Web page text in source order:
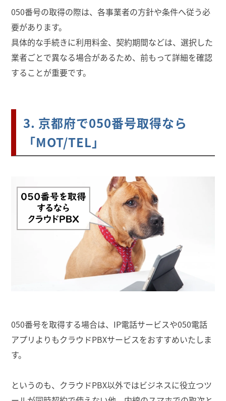
050番号の取得の際は、各事業者の方針や条件へ従う必
要があります。
具体的な手続きに利用料金、契約期間などは、選択した
業者ごとで異なる場合があるため、前もって詳細を確認
することが重要です。
3. 京都府で050番号取得なら
「MOT/TEL」
050番号を取得する場合は、IP電話サービスや050電話
アプリよりもクラウドPBXサービスをおすすめいたしま
す。
というのも、クラウドPBX以外ではビジネスに役立つツ